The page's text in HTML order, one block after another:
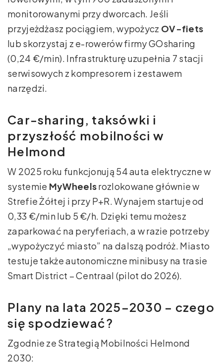
monitorowanymi przy dworcach. Jeśli
przyjeżdżasz pociągiem, wypożycz OV-fiets
lub skorzystaj z e-rowerów firmy GOsharing
(0,24 €/min). Infrastrukturę uzupełnia 7 stacji
serwisowych z kompresorem i zestawem
narzędzi.
Car-sharing, taksówki i
przyszłość mobilności w
Helmond
W 2025 roku funkcjonują 54 auta elektryczne w
systemie MyWheelsrozlokowane głównie w
Strefie Żółtej i przy P+R. Wynajem startuje od
0,33 €/min lub 5 €/h. Dzięki temu możesz
zaparkować na peryferiach, a w razie potrzeby
„wypożyczyć miasto” na dalszą podróż. Miasto
testuje także autonomiczne minibusy na trasie
Smart District – Centraal (pilot do 2026).
Plany na lata 2025–2030 – czego
się spodziewać?
Zgodnie ze Strategią Mobilności Helmond
2030: